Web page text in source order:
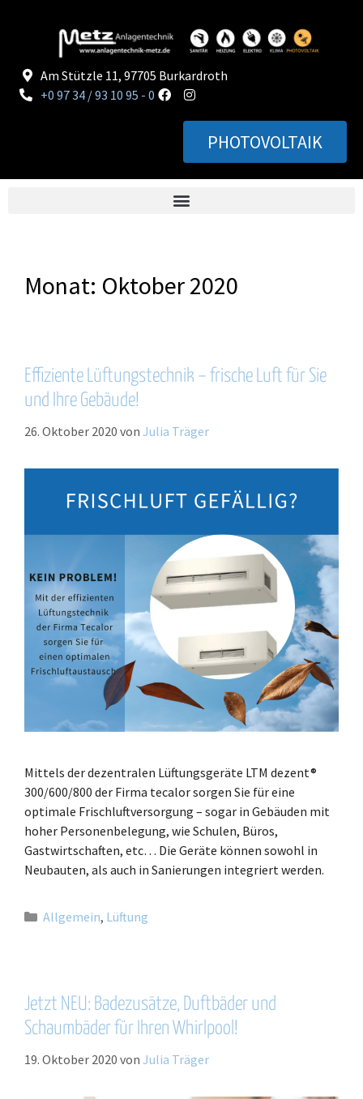
Am Stützle 11, 97705 Burkardroth
+0 97 34 / 93 10 95 - 0
PHOTOVOLTAIK
Monat: Oktober 2020
Effiziente Lüftungstechnik – frische Luft für Sie
und Ihre Gebäude!
26. Oktober 2020 von Julia Träger
Mittels der dezentralen Lüftungsgeräte LTM dezent®
300/600/800 der Firma tecalor sorgen Sie für eine
optimale Frischluftversorgung – sogar in Gebäuden mit
hoher Personenbelegung, wie Schulen, Büros,
Gastwirtschaften, etc… Die Geräte können sowohl in
Neubauten, als auch in Sanierungen integriert werden.
Allgemein, Lüftung
Jetzt NEU: Badezusätze, Duftbäder und
Schaumbäder für Ihren Whirlpool!
19. Oktober 2020 von Julia Träger